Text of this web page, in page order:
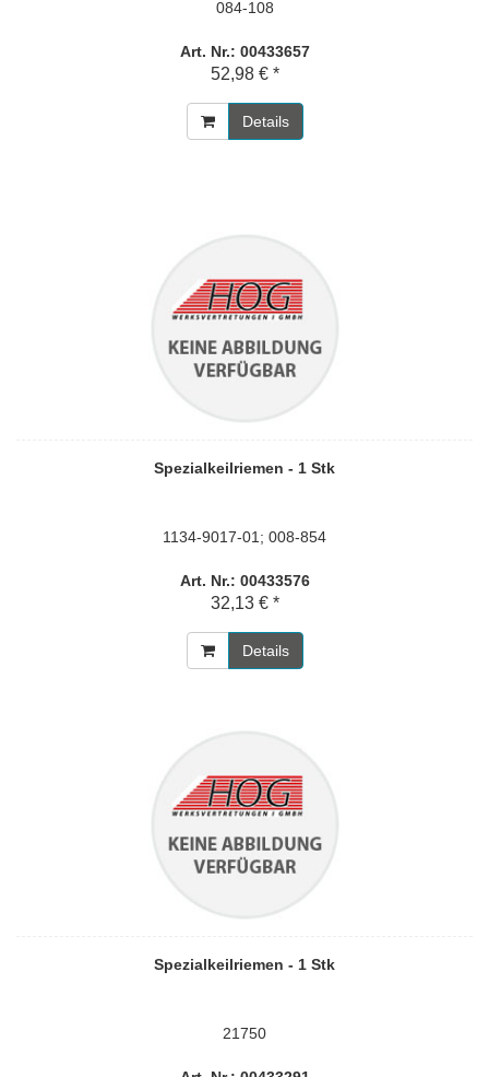
084-108
Art. Nr.: 00433657
52,98 € *
Details
Spezialkeilriemen - 1 Stk
1134-9017-01; 008-854
Art. Nr.: 00433576
32,13 € *
Details
Spezialkeilriemen - 1 Stk
21750